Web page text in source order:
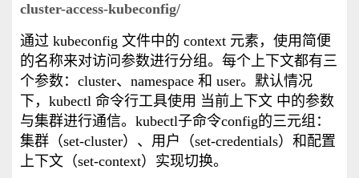
cluster-access-kubeconfig/
通过 kubeconfig 文件中的 context 元素，使用简便
的名称来对访问参数进行分组。每个上下文都有三
个参数：cluster、namespace 和 user。默认情况
下，kubectl 命令行工具使用 当前上下文 中的参数
与集群进行通信。kubectl子命令config的三元组：
集群（set-cluster）、用户（set-credentials）和配置
上下文（set-context）实现切换。